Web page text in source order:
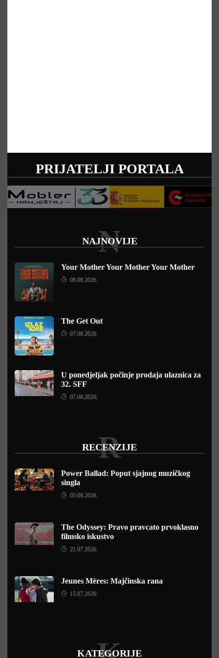
PRIJATELJI PORTALA
NAJNOVIJE
N
Your Mother Your Mother Your Mother
08.08.2026.
The Get Out
07.08.2026.
U ponedjeljak počinje prodaja ulaznica za
32. SFF
07.08.2026.
RECENZIJE
R
Power Ballad: Poput sjajnog muzičkog
singla
05.08.2026.
The Odyssey: Pravo pravcato prvoklasno
filmsko iskustvo
21.07.2026.
Jeunes Mères: Majčinska rana
15.07.2026.
KATEGORIJE